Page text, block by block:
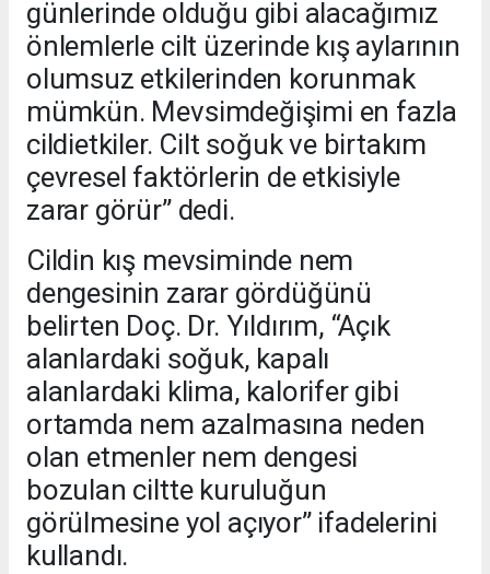
günlerinde olduğu gibi alacağımız
önlemlerle cilt üzerinde kış aylarının
olumsuz etkilerinden korunmak
mümkün. Mevsimdeğişimi en fazla
cildietkiler. Cilt soğuk ve birtakım
çevresel faktörlerin de etkisiyle
zarar görür” dedi.
Cildin kış mevsiminde nem
dengesinin zarar gördüğünü
belirten Doç. Dr. Yıldırım, “Açık
alanlardaki soğuk, kapalı
alanlardaki klima, kalorifer gibi
ortamda nem azalmasına neden
olan etmenler nem dengesi
bozulan ciltte kuruluğun
görülmesine yol açıyor” ifadelerini
kullandı.